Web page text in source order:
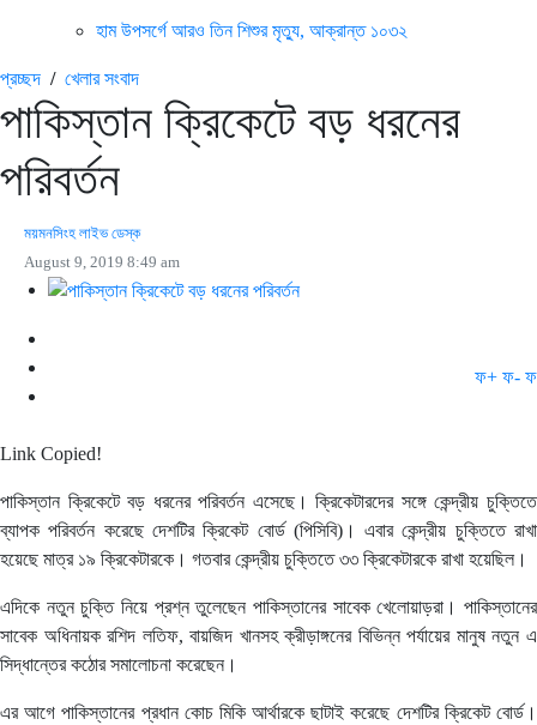
হাম উপসর্গে আরও তিন শিশুর মৃত্যু, আক্রান্ত ১০৩২
প্রচ্ছদ / খেলার সংবাদ
পাকিস্তান ক্রিকেটে বড় ধরনের
পরিবর্তন
ময়মনসিংহ লাইভ ডেস্ক
August 9, 2019 8:49 am
ফ+ ফ- ফ
Link Copied!
পাকিস্তান ক্রিকেটে বড় ধরনের পরিবর্তন এসেছে। ক্রিকেটারদের সঙ্গে কেন্দ্রীয় চুক্তিতে
ব্যাপক পরিবর্তন করেছে দেশটির ক্রিকেট বোর্ড (পিসিবি)। এবার কেন্দ্রীয় চুক্তিতে রাখা
হয়েছে মাত্র ১৯ ক্রিকেটারকে। গতবার কেন্দ্রীয় চুক্তিতে ৩৩ ক্রিকেটারকে রাখা হয়েছিল।
এদিকে নতুন চুক্তি নিয়ে প্রশ্ন তুলেছেন পাকিস্তানের সাবেক খেলোয়াড়রা। পাকিস্তানের
সাবেক অধিনায়ক রশিদ লতিফ, বায়জিদ খানসহ ক্রীড়াঙ্গনের বিভিন্ন পর্যায়ের মানুষ নতুন এ
সিদ্ধান্তের কঠোর সমালোচনা করেছেন।
এর আগে পাকিস্তানের প্রধান কোচ মিকি আর্থারকে ছাটাই করেছে দেশটির ক্রিকেট বোর্ড।